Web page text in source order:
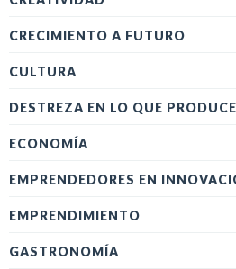
CRECIMIENTO A FUTURO
CULTURA
DESTREZA EN LO QUE PRODUCE
ECONOMÍA
EMPRENDEDORES EN
EMPRENDIMIENTO
GASTRONOMÍA